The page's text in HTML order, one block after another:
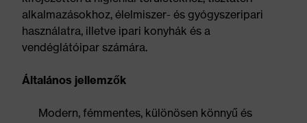
alkalmazásokhoz, élelmiszer- és gyógyszeripari
használatra, illetve ipari konyhák és a
vendéglátóipar számára.
Általános jellemzők
Modern, fémmentes, különösen könnyű és